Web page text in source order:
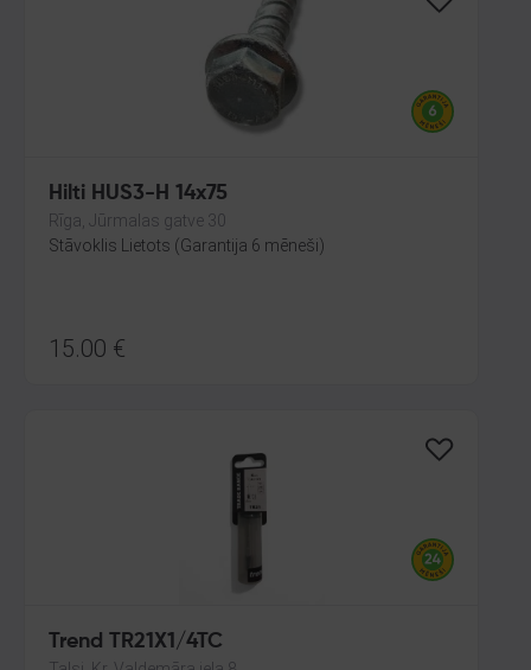
Hilti HUS3-H 14x75
Rīga, Jūrmalas gatve 30
Stāvoklis Lietots (Garantija 6 mēneši)
15.00 €
Trend TR21X1/4TC